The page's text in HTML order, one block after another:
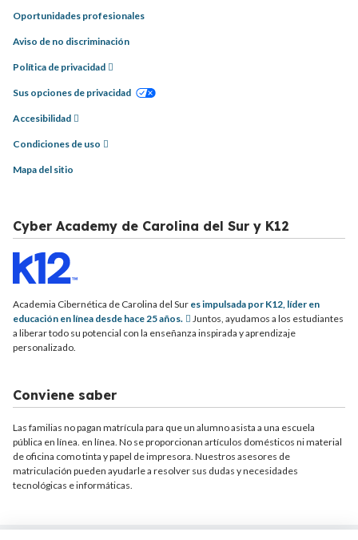
Oportunidades profesionales
Aviso de no discriminación
Política de privacidad
Sus opciones de privacidad
Accesibilidad
Condiciones de uso
Mapa del sitio
Cyber Academy de Carolina del Sur y K12
Academia Cibernética de Carolina del Sur es impulsada por K12, líder en
educación en línea desde hace 25 años.
Juntos, ayudamos a los estudiantes
a liberar todo su potencial con la enseñanza inspirada y aprendizaje
personalizado.
Conviene saber
Las familias no pagan matrícula para que un alumno asista a una escuela
pública en línea. en línea. No se proporcionan artículos domésticos ni material
de oficina como tinta y papel de impresora. Nuestros asesores de
matriculación pueden ayudarle a resolver sus dudas y necesidades
tecnológicas e informáticas.